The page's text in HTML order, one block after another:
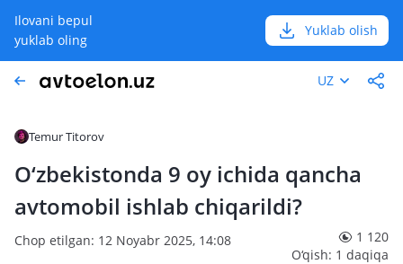
Ilovani bepul
yuklab oling
Yuklab olish
UZ
Temur Titorov
O‘zbekistonda 9 oy ichida qancha
avtomobil ishlab chiqarildi?
Chop etilgan: 12 Noyabr 2025, 14:08
1 120
O‘qish: 1 daqiqa